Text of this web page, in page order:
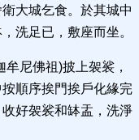
大城乞食。於其城中
洗足已，敷座而坐。
尼佛祖)披上袈裟，
順序挨門挨戶化緣完
好袈裟和缽盂，洗淨